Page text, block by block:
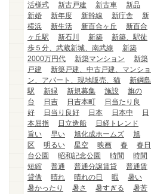
活様式
新古戸建 新古車
新品
新婚
新年度 新幹線 新庁舎
新
横浜
新生活 新百合ヶ丘
新百合
ヶ丘駅
新石川 新築
新築、駅徒
歩５分、武蔵新城、南武線
新築
2000万円代
新築マンション
新築
戸建
新築戸建、中古戸建、マンショ
ン、アパート、現地販売、猫
新綱島
駅
新緑 新規募集 施設
旗の
台
日吉 日吉本町
日当たり良
好
日当り良好 日本 日本中
日
本屈指
日立造船
日経トレンド
旨い
早い 旭化成ホームズ
旭
区
明るい 星空 映画 春
春日
台公園
昭和記念公園 時間
時間
短縮
普通 普通分譲賃貸
普通賃
貸借
晴れ 晴れの日 暇
暑い
暑かったり
暑さ 暑すぎる
暑苦